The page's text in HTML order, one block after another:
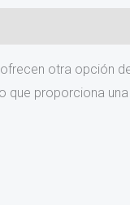
ofrecen otra
que proporciona